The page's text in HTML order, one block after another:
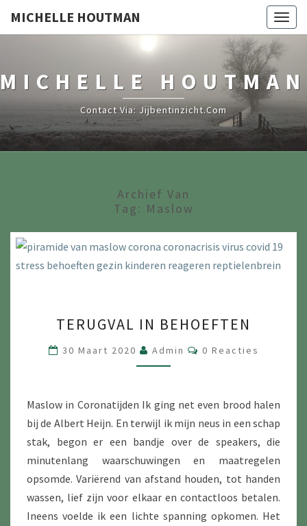
MICHELLE HOUTMAN
MICHELLE HOUTMAN
Contact Via: Jijbentinzicht.com
Archief Van
Tag: Maslow
IN
BEHOEFTEN
TERUGVAL IN BEHOEFTEN
30 Maart 2020 Admin Reacties
0 Reacties
Maslow in Coronatijden Ik ging net even brood halen
bij de Albert Heijn. En terwijl ik mijn neus in een schap
stak, begon er een bandje over de speakers, die
minutenlang waarschuwingen en maatregelen
opsomde. Variërend van afstand houden, tot handen
wassen, lief zijn voor elkaar en contactloos betalen.
Ineens voelde ik een lichte spanning opkomen. Het